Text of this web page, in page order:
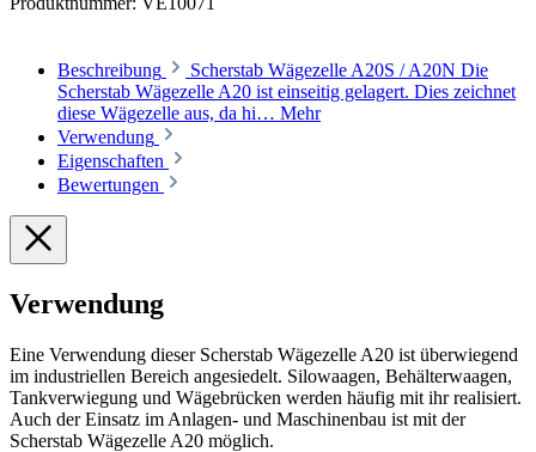
Beschreibung
Scherstab Wägezelle A20S / A20N Die
Scherstab Wägezelle A20 ist einseitig gelagert. Dies zeichnet
diese Wägezelle aus, da hi… Mehr
Verwendung
Eigenschaften
Bewertungen
Verwendung
Eine Verwendung dieser Scherstab Wägezelle A20 ist überwiegend
im industriellen Bereich angesiedelt. Silowaagen, Behälterwaagen,
Tankverwiegung und Wägebrücken werden häufig mit ihr realisiert.
Auch der Einsatz im Anlagen- und Maschinenbau ist mit der
Scherstab Wägezelle A20 möglich.